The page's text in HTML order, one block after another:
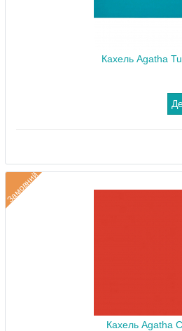
Кахель Agatha
Замовний
Кахель Agatha